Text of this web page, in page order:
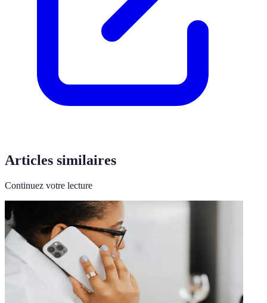
Articles similaires
Continuez votre lecture